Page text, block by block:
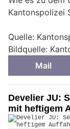
Kantonspolizei
Quelle:
Bildquelle:
Mail
Develier JU:
mit heftigem